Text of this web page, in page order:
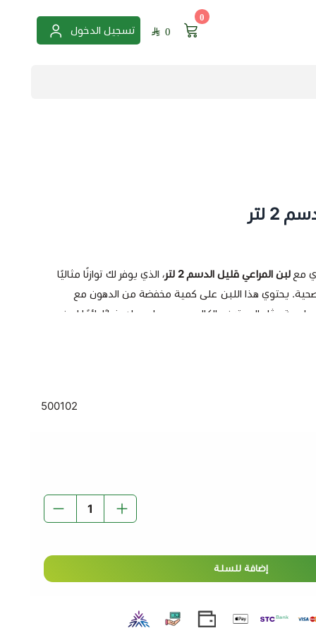
0
0 تسجيل الدخول
لتر
مع لبن المراعي قليل الدسم 2 لتر
، الذي يوفر لك توازنًا مثاليًا
يحتوي هذا اللبن على كمية مخفضة من الدهون مع
مثل البروتين والكالسيوم، مما يجعله خيارًا رائعًا لمن
- الخيار الأمثل للاستمتاع بمشروب صحي وخفيف يناسب
500102
إضافة للسلة